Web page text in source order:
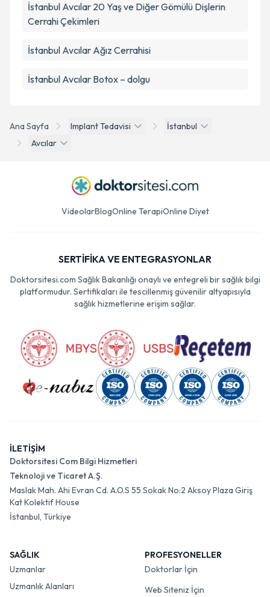
Ana Sayfa Implant Tedavisi
İstanbul
Avcılar
İstanbul Avcılar 20 Yaş ve Diğer Gömülü Dişlerin
Cerrahi Çekimleri
İstanbul Avcılar Ağız Cerrahisi
İstanbul Avcılar Botox – dolgu
VideolarBlogOnline TerapiOnline Diyet
SERTİFİKA VE ENTEGRASYONLAR
Doktorsitesi.com Sağlık Bakanlığı onaylı ve entegreli bir sağlık bilgi
platformudur. Sertifikaları ile tescillenmiş güvenilir altyapısıyla
sağlık hizmetlerine erişim sağlar.
İLETİŞİM
Doktorsitesi Com Bilgi Hizmetleri
Teknoloji ve Ticaret A.Ş.
Maslak Mah. Ahi Evran Cd. A.O.S 55 Sokak No:2 Aksoy Plaza Giriş
Kat Kolektif House
İstanbul, Türkiye
SAĞLIK
Uzmanlar
Uzmanlık Alanları
PROFESYONELLER
Doktorlar İçin
Web Siteniz İçin